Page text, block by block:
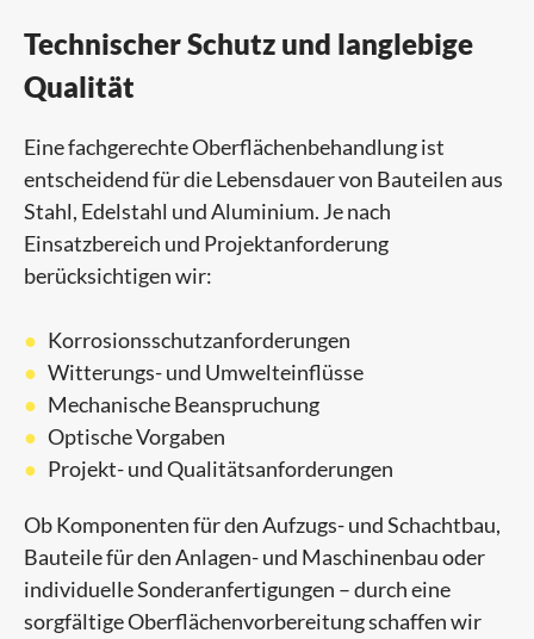
Technischer Schutz und langlebige
Qualität
Eine fachgerechte Oberflächenbehandlung ist
entscheidend für die Lebensdauer von Bauteilen aus
Stahl, Edelstahl und Aluminium. Je nach
Einsatzbereich und Projektanforderung
berücksichtigen wir:
Korrosionsschutzanforderungen
Witterungs- und Umwelteinflüsse
Mechanische Beanspruchung
Optische Vorgaben
Projekt- und Qualitätsanforderungen
Ob Komponenten für den Aufzugs- und Schachtbau,
Bauteile für den Anlagen- und Maschinenbau oder
individuelle Sonderanfertigungen – durch eine
sorgfältige Oberflächenvorbereitung schaffen wir